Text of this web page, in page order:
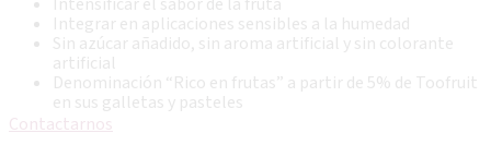
Integrar en aplicaciones sensibles a la humedad
Sin azúcar añadido, sin aroma artificial y sin colorante
artificial
Denominación “Rico en frutas” a partir de 5% de Toofruit
en sus galletas y pasteles
Contactarnos